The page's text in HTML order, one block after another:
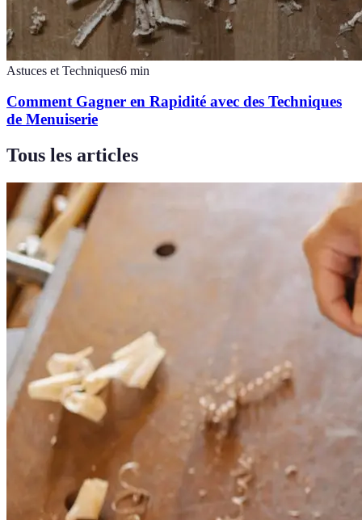
Astuces et Techniques6 min
Comment Gagner en Rapidité avec des Techniques
de Menuiserie
Tous les articles